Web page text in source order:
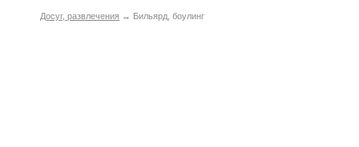
Досуг, развлечения → Бильярд, боулинг